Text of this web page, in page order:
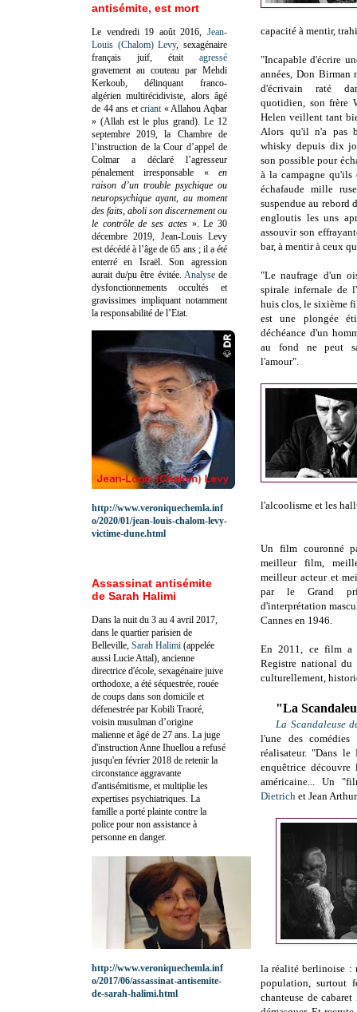
capacité à mentir,
"Incapable d'écrire
années, Don Birman
d'écrivain raté
quotidien, son frère
Helen veillent tant
Alors qu'il n'a pas
whisky depuis dix
son possible pour
à la campagne
échafaude mille
suspendue au rebord
engloutis les uns
assouvir son
bar, à mentir à ceux
"Le naufrage d'un
spirale infernale de
huis clos, le sixième
est une plongée
déchéance d'un
au fond ne peut
l'amour".
l'alcoolisme et les
Un film couronné
meilleur film,
meilleur acteur et
par le Grand
d'interprétation
Cannes en 1946.
En 2011, ce film a
Registre national
culturellement,
"La
La Scandaleuse
l'une des
réalisateur. "Dans le
enquêtrice découvre
américaine... Un
Dietrich et Jean
la réalité berlinoise :
population, surtout
chanteuse de
antisémite, est mort
Le vendredi 19 août 2016, Jean-
Louis (Chalom) Levy, sexagénaire
français juif, était agressé
gravement au couteau par Mehdi
Kerkoub, délinquant franco-
algérien multirécidiviste, alors âgé
de 44 ans etcriant « Allahou Aqbar
» (Allah est le plus grand). Le 12
septembre 2019, la Chambre de
l’instruction de la Cour d’appel de
Colmar a déclaré l’agresseur
pénalement irresponsable «en
raison d’un trouble psychique ou
neuropsychique ayant, au moment
des faits, aboli son discernement ou
le contrôle de ses actes». Le 30
décembre 2019, Jean-Louis Levy
est décédé à l’âge de 65 ans ; il a été
enterré en Israël. Son agression
aurait du/pu être évitée. Analysede
dysfonctionnements occultés et
gravissimes impliquant notamment
la responsabilité de l’Etat.
http://www.veroniquechemla.inf
o/2020/01/jean-louis-chalom-levy-
victime-dune.html
Assassinat antisémite
de Sarah Halimi
Dans la nuit du 3 au 4 avril 2017,
dans le quartier parisien de
Belleville, Sarah Halimi (appelée
aussi Lucie Attal), ancienne
directrice d'école, sexagénaire juive
orthodoxe, a été séquestrée, rouée
de coups dans son domicile et
défenestrée par Kobili Traoré,
voisin musulman d’origine
malienne et âgé de 27 ans. La juge
d'instruction Anne Ihuellou a refusé
jusqu'en février 2018 de retenir la
circonstance aggravante
d'antisémitisme, et multiplie les
expertises psychiatriques. La
famille a porté plainte contre la
police pour non assistance à
personne en danger.
http://www.veroniquechemla.inf
o/2017/06/assassinat-antisemite-
de-sarah-halimi.html